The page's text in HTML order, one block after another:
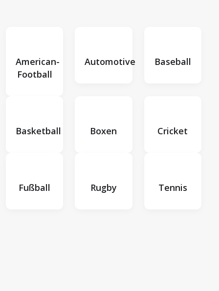
American-
Football
Automotive Baseball
Basketball Boxen Cricket
Fußball Rugby Tennis